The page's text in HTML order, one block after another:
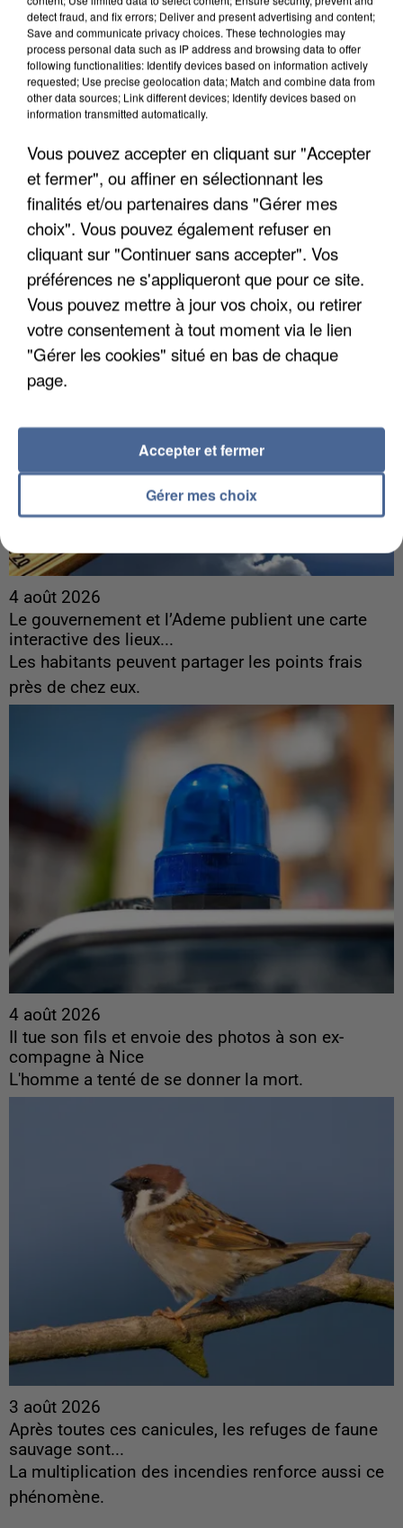
5 août 2026
Une enquête ouverte à Marseille après la
découverte d’un enfant de...
Trois personnes ont été placées en garde à vue.
4 août 2026
Le gouvernement et l’Ademe publient une carte
interactive des lieux...
Les habitants peuvent partager les points frais
près de chez eux.
4 août 2026
Il tue son fils et envoie des photos à son ex-
compagne à Nice
L'homme a tenté de se donner la mort.
3 août 2026
Après toutes ces canicules, les refuges de faune
sauvage sont...
La multiplication des incendies renforce aussi ce
phénomène.
detect fraud, and fix errors; Deliver and present advertising and content;
Save and communicate privacy choices. These technologies may
process personal data such as IP address and browsing data to offer
following functionalities: Identify devices based on information actively
requested; Use precise geolocation data; Match and combine data from
other data sources; Link different devices; Identify devices based on
information transmitted automatically.
Vous pouvez accepter en cliquant sur "Accepter
et fermer", ou affiner en sélectionnant les
finalités et/ou partenaires dans "Gérer mes
choix". Vous pouvez également refuser en
cliquant sur "Continuer sans accepter". Vos
préférences ne s'appliqueront que pour ce site.
Vous pouvez mettre à jour vos choix, ou retirer
votre consentement à tout moment via le lien
"Gérer les cookies" situé en bas de chaque
page.
Gérer mes choix
Accepter et fermer